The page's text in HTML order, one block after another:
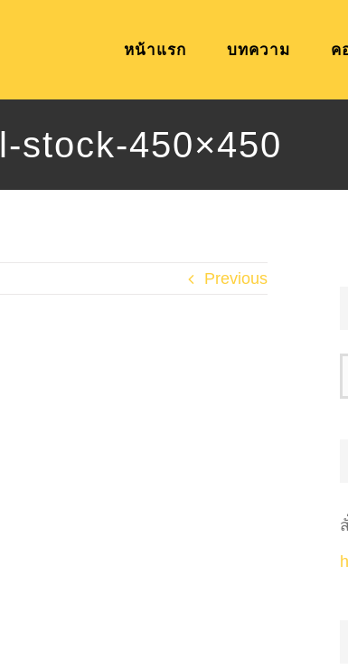
หน้าแรก บทความ ค
stock-450×450
Previous